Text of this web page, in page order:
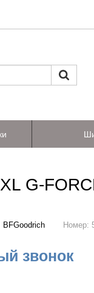
G-
BFGoodrich Номер:
звонок